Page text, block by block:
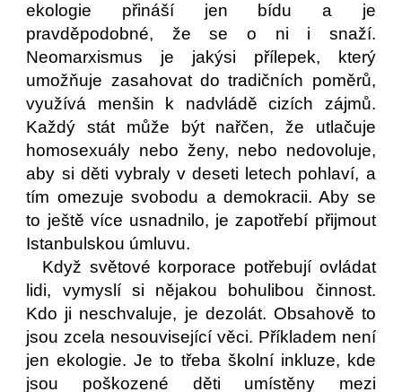
ekologie přináší jen bídu a je
pravděpodobné, že se o ni i snaží.
Neomarxismus je jakýsi přílepek, který
umožňuje zasahovat do tradičních poměrů,
využívá menšin k nadvládě cizích zájmů.
Každý stát může být nařčen, že utlačuje
homosexuály nebo ženy, nebo nedovoluje,
aby si děti vybraly v deseti letech pohlaví, a
tím omezuje svobodu a demokracii. Aby se
to ještě více usnadnilo, je zapotřebí přijmout
Istanbulskou úmluvu.
Když světové korporace potřebují ovládat
lidi, vymyslí si nějakou bohulibou činnost.
Kdo ji neschvaluje, je dezolát. Obsahově to
jsou zcela nesouvisející věci. Příkladem není
jen ekologie. Je to třeba školní inkluze, kde
jsou poškozené děti umístěny mezi